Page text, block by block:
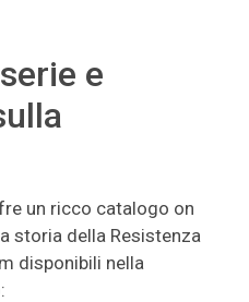
e
un ricco catalogo on
storia della Resistenza
disponibili nella